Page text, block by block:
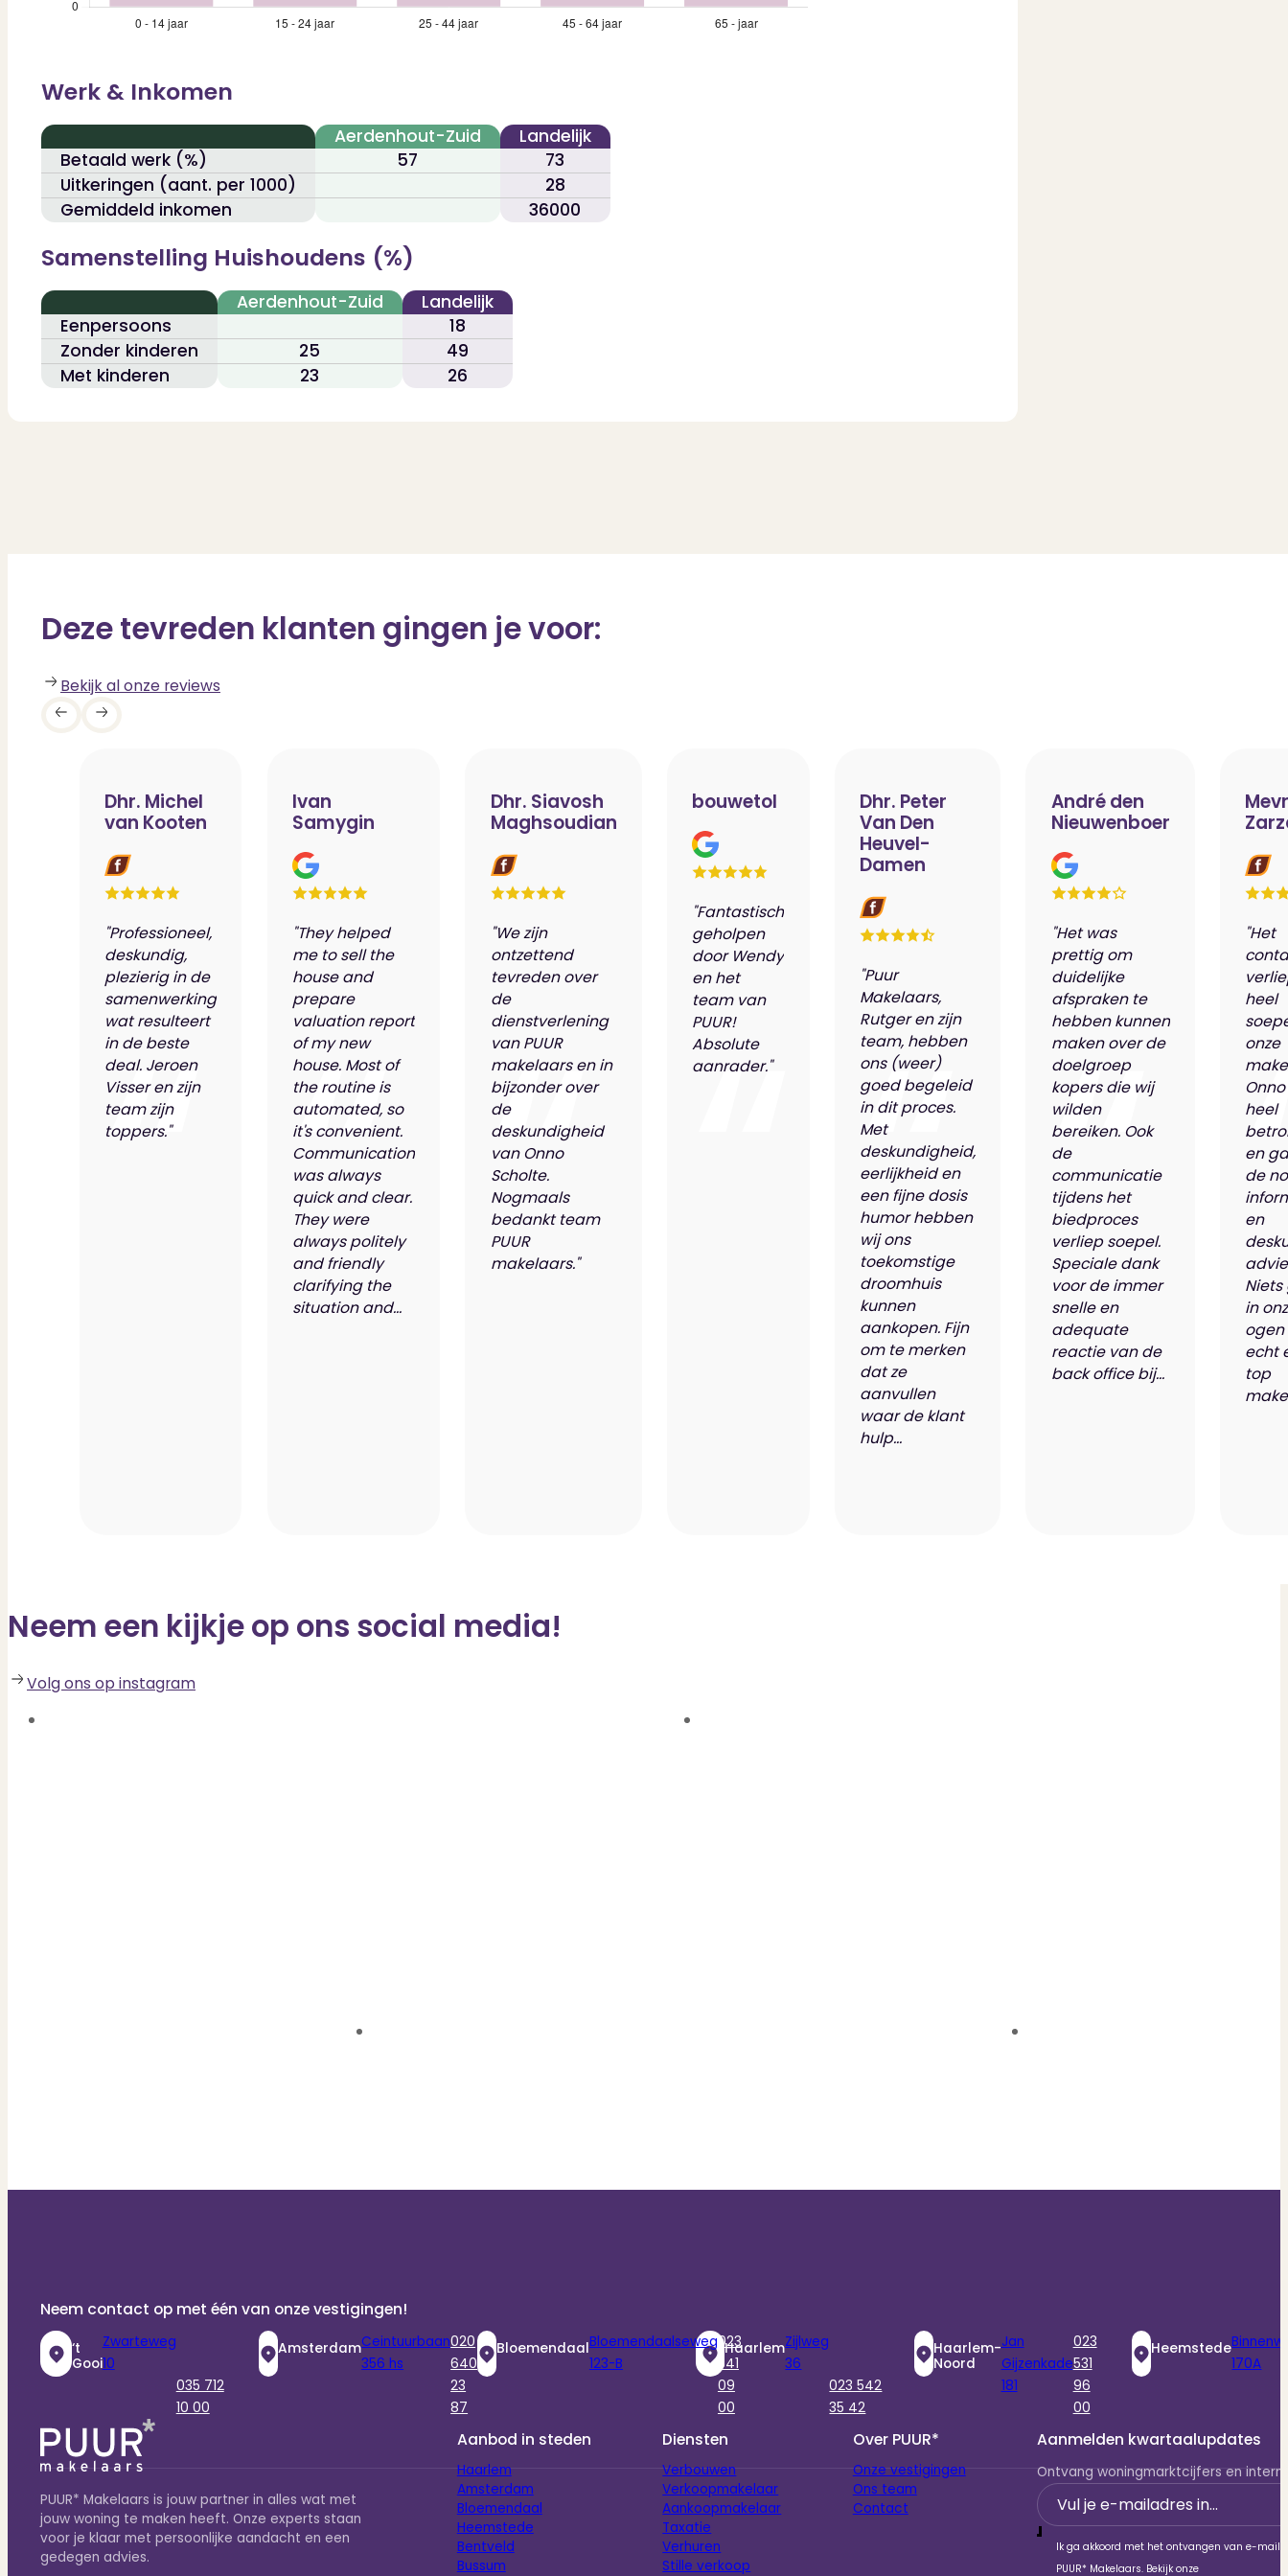
ContactBekijk Vestigingen
Werk & Inkomen
Aerdenhout-Zuid
Landelijk
Betaald werk (%)
57
73
Uitkeringen (aant. per 1000)
28
Gemiddeld inkomen
36000
Samenstelling Huishoudens (%)
Aerdenhout-Zuid
Landelijk
Eenpersoons
18
Zonder kinderen
25
49
Met kinderen
23 26
Deze tevreden klanten gingen je voor:
Bekijk al onze reviews
Dhr. Michel
van Kooten
"Professioneel,
deskundig,
plezierig in de
samenwerking
wat resulteert
in de beste
deal. Jeroen
Visser en zijn
team zijn
toppers."
Ivan
Samygin
"They helped
me to sell the
house and
prepare
valuation report
of my new
house. Most of
the routine is
automated, so
it's convenient.
Communication
was always
quick and clear.
They were
always politely
and friendly
clarifying the
situation and...
Dhr. Siavosh
Maghsoudian
"We zijn
ontzettend
tevreden over
de
dienstverlening
van PUUR
makelaars en in
bijzonder over
de
deskundigheid
van Onno
Scholte.
Nogmaals
bedankt team
PUUR
makelaars."
bouwetol
"Fantastisch
geholpen
door Wendy
en het
team van
PUUR!
Absolute
aanrader."
Dhr. Peter
Van Den
Heuvel-
Damen
"Puur
Makelaars,
Rutger en zijn
team, hebben
ons (weer)
goed begeleid
in dit proces.
Met
deskundigheid,
eerlijkheid en
een fijne dosis
humor hebben
wij ons
toekomstige
droomhuis
kunnen
aankopen. Fijn
om te merken
dat ze
aanvullen
waar de klant
hulp...
André den
Nieuwenboer
"Het was
prettig om
duidelijke
afspraken te
hebben kunnen
maken over de
doelgroep
kopers die wij
wilden
bereiken. Ook
de
communicatie
tijdens het
biedproces
verliep soepel.
Speciale dank
voor de immer
snelle en
adequate
reactie van de
back office bij...
"Het
heel
onze
heel
en
de
en
in
ogen
echt
top
Neem een kijkje op ons social media!
Volg ons op instagram
Neem contact op met één van onze vestigingen!
‘t
Gooi
Zwarteweg
10
035 712
10 00
AmsterdamCeintuurbaan
356 hs
020
640
23
87
BloemendaalBloemendaalseweg
123-B
023
541
09
00
HaarlemZijlweg
36
023 542
35 42
Haarlem-
Noord
Jan
Gijzenkade
181
023
531
96
00
Heemstede
170A
PUUR* Makelaars is jouw partner in alles wat met
jouw woning te maken heeft. Onze experts staan
voor je klaar met persoonlijke aandacht en een
gedegen advies.
Aanbod in steden
Haarlem
Amsterdam
Bloemendaal
Heemstede
Bentveld
Bussum
Diensten
Verbouwen
Verkoopmakelaar
Aankoopmakelaar
Taxatie
Verhuren
Stille verkoop
Over PUUR*
Onze vestigingen
Ons team
Contact
Aanmelden kwartaalupdates
Ontvang woningmarktcijfers en
Section
Ik ga akkoord met het ontvangen van e-
PUUR* Makelaars. Bekijk onze